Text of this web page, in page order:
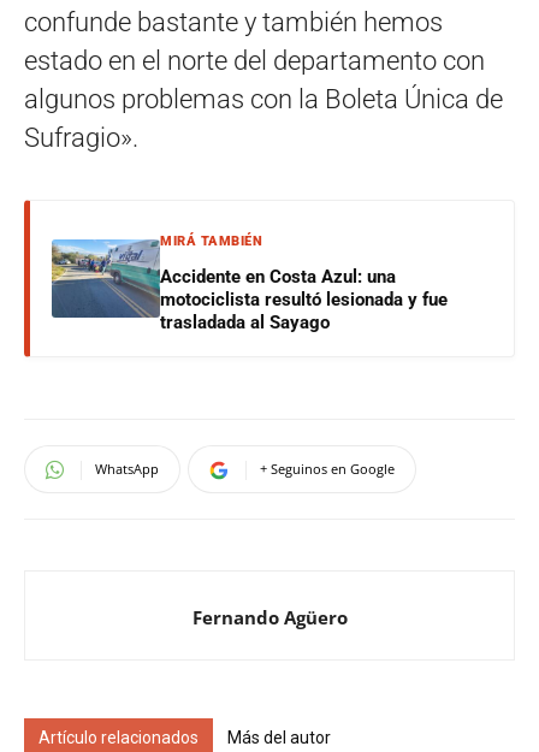
confunde bastante y también hemos
estado en el norte del departamento con
algunos problemas con la Boleta Única de
Sufragio».
MIRÁ TAMBIÉN
Accidente en Costa Azul: una
motociclista resultó lesionada y fue
trasladada al Sayago
WhatsApp + Seguinos en Google
Fernando Agüero
Artículo relacionados Más del autor